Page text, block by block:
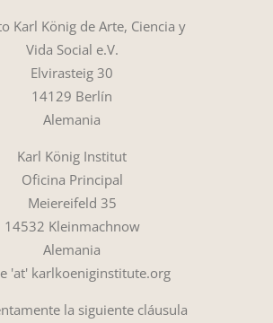
Karl König de Arte, Ciencia y
Vida Social e.V.
Elvirasteig 30
14129 Berlín
Alemania
Karl König Institut
Oficina Principal
Meiereifeld 35
14532 Kleinmachnow
Alemania
'at' karlkoeniginstitute.org
la siguiente cláusula